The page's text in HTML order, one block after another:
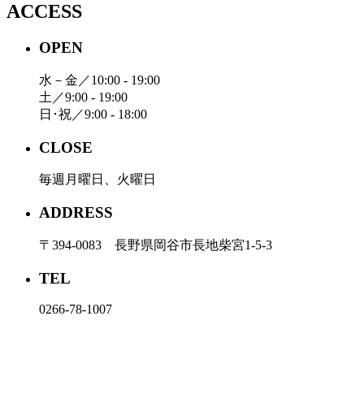
ACCESS
OPEN
水－金／10:00 - 19:00
土／9:00 - 19:00
日･祝／9:00 - 18:00
CLOSE
毎週月曜日、火曜日
ADDRESS
〒394-0083 長野県岡谷市長地柴宮1-5-3
TEL
0266-78-1007